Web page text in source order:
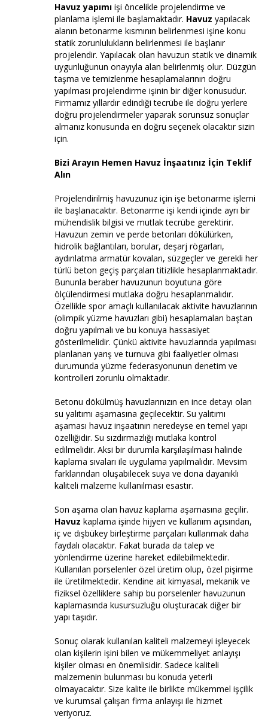
Havuz yapımı işi öncelikle projelendirme ve
planlama işlemi ile başlamaktadır. Havuz yapılacak
alanın betonarme kısmının belirlenmesi işine konu
statik zorunlulukların belirlenmesi ile başlanır
projelendir. Yapılacak olan havuzun statik ve dinamik
uygunluğunun onayıyla alan belirlenmiş olur. Düzgün
taşma ve temizlenme hesaplamalarının doğru
yapılması projelendirme işinin bir diğer konusudur.
Firmamız yıllardır edindiği tecrübe ile doğru yerlere
doğru projelendirmeler yaparak sorunsuz sonuçlar
almanız konusunda en doğru seçenek olacaktır sizin
için.
Bizi Arayın Hemen Havuz İnşaatınız İçin Teklif
Alın
Projelendirilmiş havuzunuz için işe betonarme işlemi
ile başlanacaktır. Betonarme işi kendi içinde ayrı bir
mühendislik bilgisi ve mutlak tecrübe gerektirir.
Havuzun zemin ve perde betonları dökülürken,
hidrolik bağlantıları, borular, deşarj rögarları,
aydınlatma armatür kovaları, süzgeçler ve gerekli her
türlü beton geçiş parçaları titizlikle hesaplanmaktadır.
Bununla beraber havuzunun boyutuna göre
ölçülendirmesi mutlaka doğru hesaplanmalıdır.
Özellikle spor amaçlı kullanılacak aktivite havuzlarının
(olimpik yüzme havuzları gibi) hesaplamaları baştan
doğru yapılmalı ve bu konuya hassasiyet
gösterilmelidir. Çünkü aktivite havuzlarında yapılması
planlanan yarış ve turnuva gibi faaliyetler olması
durumunda yüzme federasyonunun denetim ve
kontrolleri zorunlu olmaktadır.
Betonu dökülmüş havuzlarınızın en ince detayı olan
su yalıtımı aşamasına geçilecektir. Su yalıtımı
aşaması havuz inşaatının neredeyse en temel yapı
özelliğidir. Su sızdırmazlığı mutlaka kontrol
edilmelidir. Aksi bir durumla karşılaşılması halinde
kaplama sıvaları ile uygulama yapılmalıdır. Mevsim
farklarından oluşabilecek suya ve dona dayanıklı
kaliteli malzeme kullanılması esastır.
Son aşama olan havuz kaplama aşamasına geçilir.
Havuz kaplama işinde hijyen ve kullanım açısından,
iç ve dışbükey birleştirme parçaları kullanmak daha
faydalı olacaktır. Fakat burada da talep ve
yönlendirme üzerine hareket edilebilmektedir.
Kullanılan porselenler özel üretim olup, özel pişirme
ile üretilmektedir. Kendine ait kimyasal, mekanik ve
fiziksel özelliklere sahip bu porselenler havuzunun
kaplamasında kusursuzluğu oluşturacak diğer bir
yapı taşıdır.
Sonuç olarak kullanılan kaliteli malzemeyi işleyecek
olan kişilerin işini bilen ve mükemmeliyet anlayışı
kişiler olması en önemlisidir. Sadece kaliteli
malzemenin bulunması bu konuda yeterli
olmayacaktır. Size kalite ile birlikte mükemmel işçilik
ve kurumsal çalışan firma anlayışı ile hizmet
veriyoruz.